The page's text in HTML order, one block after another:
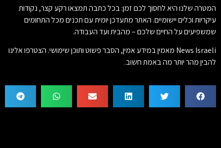
המטרה שלנו היא לחסוך לכם זמן: בכל כתבה תמצאו רקע קצר, נקודות
עיקריות וכלים יישומיים. האתר מתעדכן יומית עם תכנים מכל התחומים
שמשפיעים על החיים שלכם – מהבית ועד העבודה.
News Israeli מאמין במידע אמין, הסבר פשוט ותוכן שימושי. הצטרפו אלינו
להבין מהר יותר מה באמת חשוב.